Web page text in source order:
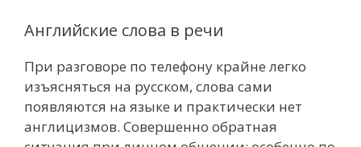
Английские слова в речи
При разговоре по телефону крайне легко
изъясняться на русском, слова сами
появляются на языке и практически нет
англицизмов. Совершенно обратная